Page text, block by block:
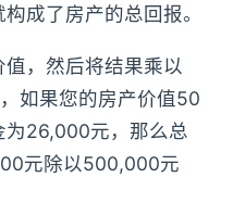
成了房产的总回报。
，然后将结果乘以
如果您的房产价值50
为26,000元，那么总
元除以500,000元